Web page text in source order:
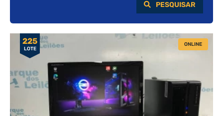
PESQUISAR
225
LOTE
ONLINE